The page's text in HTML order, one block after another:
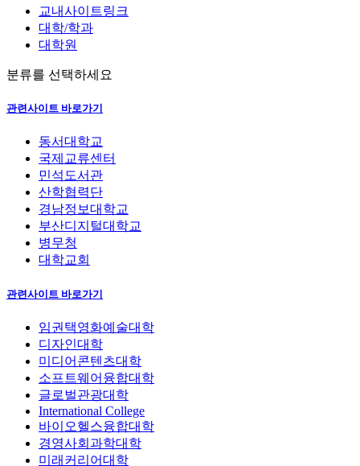
교내사이트링크
대학/학과
대학원
분류를 선택하세요
관련사이트 바로가기
동서대학교
국제교류센터
민석도서관
산학협력단
경남정보대학교
부산디지털대학교
병무청
대학교회
관련사이트 바로가기
임권택영화예술대학
디자인대학
미디어콘텐츠대학
소프트웨어융합대학
글로벌관광대학
International College
바이오헬스융합대학
경영사회과학대학
미래커리어대학